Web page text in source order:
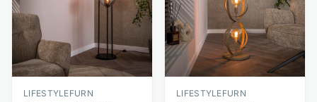
LIFESTYLEFURN LIFESTYLEFURN